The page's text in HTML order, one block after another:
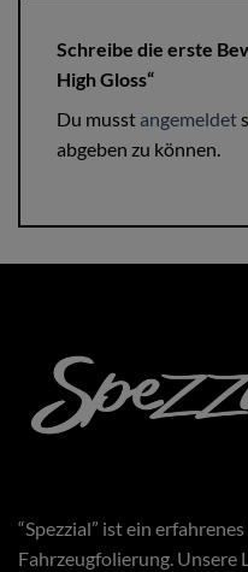
Schreibe die erste
High Gloss“
Du musst angemeldet
abgeben zu können.
“Spezzial” ist ein
Fahrzeugfolierung. Unsere